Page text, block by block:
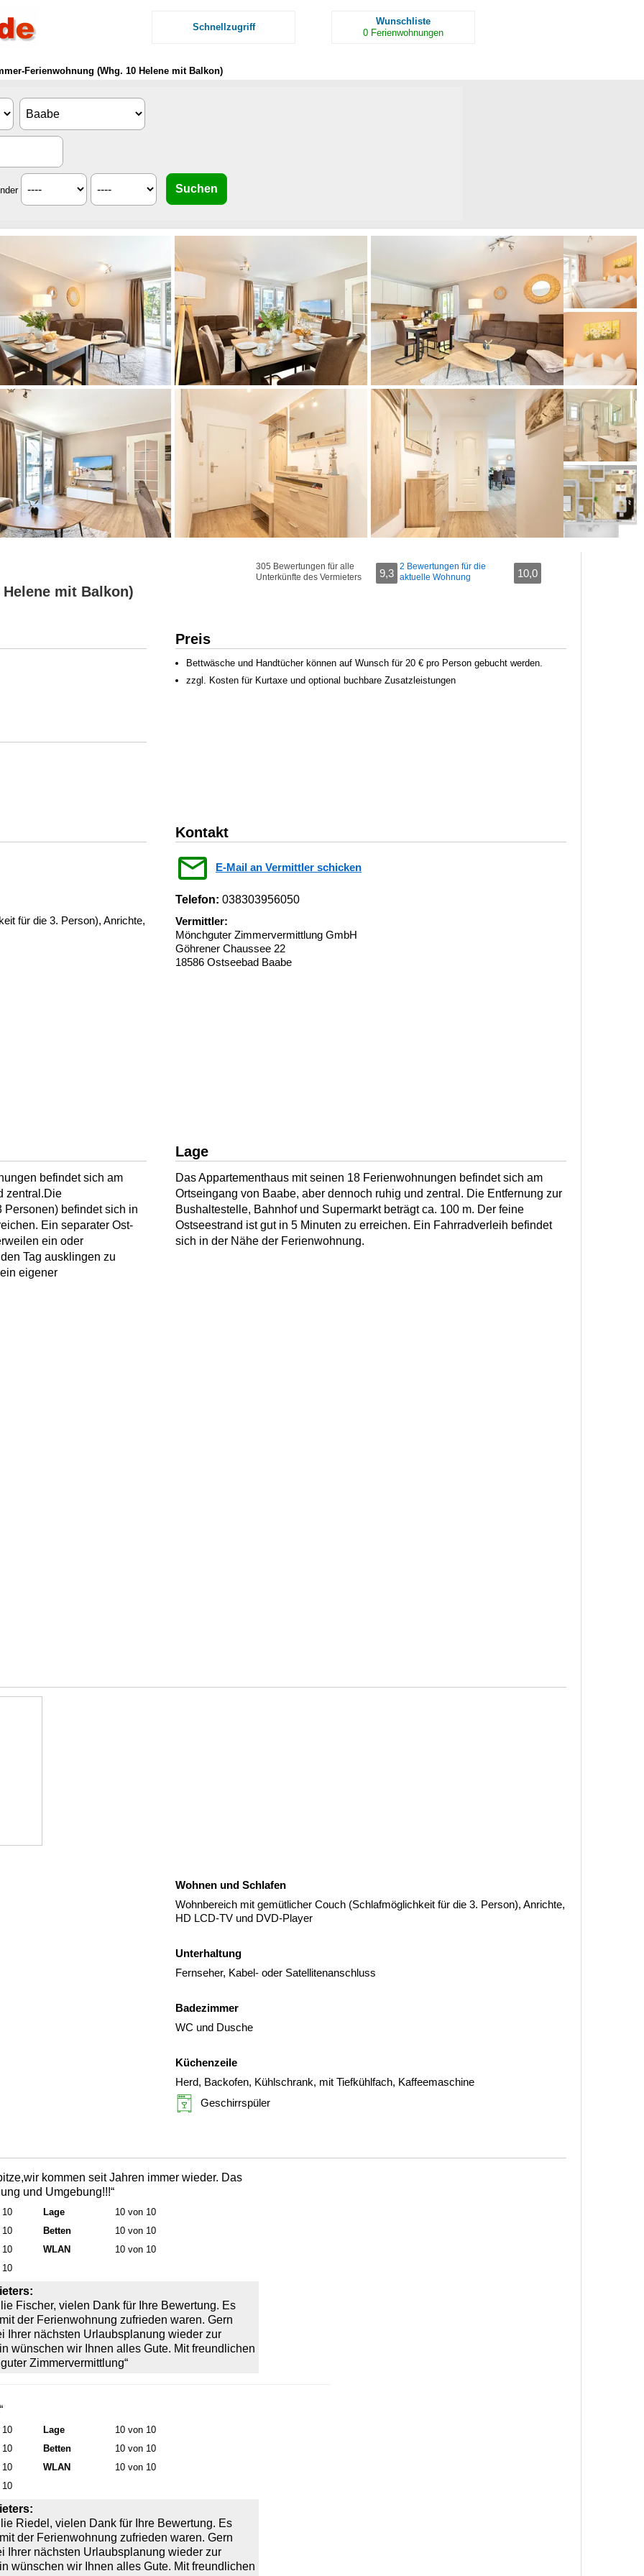
Schnellzugriff
Wunschliste
0 Ferienwohnungen
Ferienwohnung (Whg. 10 Helene mit Balkon)
mit Balkon)
305 Bewertungen für alle
Unterkünfte des Vermieters
9,3
2 Bewertungen für die
aktuelle Wohnung
10,0
Preis
Bettwäsche und Handtücher können auf Wunsch für 20 € pro Person gebucht werden.
zzgl. Kosten für Kurtaxe und optional buchbare Zusatzleistungen
für die 3. Person), Anrichte,
Kontakt
E-Mail an Vermittler schicken
Telefon: 038303956050
Vermittler:
Mönchguter Zimmervermittlung GmbH
Göhrener Chaussee 22
18586 Ostseebad Baabe
befindet sich am
zentral.Die
befindet sich in
Ein separater Ost-
ein oder
Tag ausklingen zu
eigener
Lage
Das Appartementhaus mit seinen 18 Ferienwohnungen befindet sich am
Ortseingang von Baabe, aber dennoch ruhig und zentral. Die Entfernung zur
Bushaltestelle, Bahnhof und Supermarkt beträgt ca. 100 m. Der feine
Ostseestrand ist gut in 5 Minuten zu erreichen. Ein Fahrradverleih befindet
sich in der Nähe der Ferienwohnung.
Wohnen und Schlafen
Wohnbereich mit gemütlicher Couch (Schlafmöglichkeit für die 3. Person), Anrichte,
HD LCD-TV und DVD-Player
Unterhaltung
Fernseher, Kabel- oder Satellitenanschluss
Badezimmer
WC und Dusche
Küchenzeile
Herd, Backofen, Kühlschrank, mit Tiefkühlfach, Kaffeemaschine
Geschirrspüler
kommen seit Jahren immer wieder. Das
und Umgebung!!!“
10
10
10
10
Lage
10 von 10
Betten
10 von 10
WLAN
10 von 10
Fischer, vielen Dank für Ihre Bewertung. Es
der Ferienwohnung zufrieden waren. Gern
Ihrer nächsten Urlaubsplanung wieder zur
wünschen wir Ihnen alles Gute. Mit freundlichen
Zimmervermittlung“
10
10
10
10
Lage
10 von 10
Betten
10 von 10
WLAN
10 von 10
Riedel, vielen Dank für Ihre Bewertung. Es
der Ferienwohnung zufrieden waren. Gern
Ihrer nächsten Urlaubsplanung wieder zur
wünschen wir Ihnen alles Gute. Mit freundlichen